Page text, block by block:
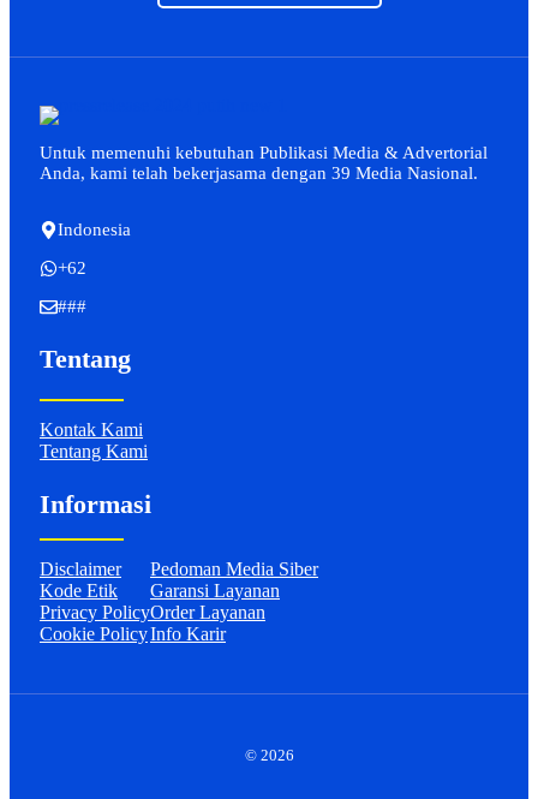
Untuk memenuhi kebutuhan Publikasi Media & Advertorial
Anda, kami telah bekerjasama dengan 39 Media Nasional.
Indonesia
+62
###
Tentang
Kontak Kami
Tentang Kami
Informasi
Disclaimer
Kode Etik
Privacy Policy
Cookie Policy
Pedoman Media Siber
Garansi Layanan
Order Layanan
Info Karir
© 2026